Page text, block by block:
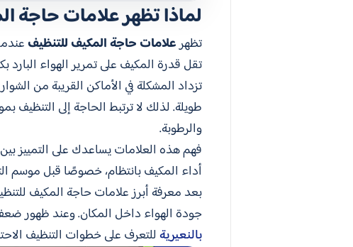
لماذا تظهر علامات حاجة
تظهرعلامات حاجة المكيف للتنظيف
تقل قدرة المكيف على تمرير الهواء
تزداد المشكلة في الأماكن القريبة من
طويلة. لذلك لا ترتبط الحاجة إلى
والرطوبة.
فهم هذه العلامات يساعدك على التمييز
أداء المكيف بانتظام، خصوصًا قبل موسم
بعد معرفة أبرز علامات حاجة المكيف
جودة الهواء داخل المكان. وعند ظهور ضعف
بالنعيرية للتعرف على خطوات التنظيف